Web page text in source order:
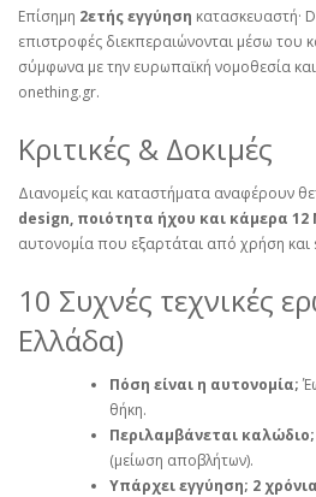
Επίσημη 2ετής εγγύηση κατασκευαστή·
επιστροφές διεκπεραιώνονται μέσω του
σύμφωνα με την ευρωπαϊκή νομοθεσία και
onething.gr.
Κριτικές & Δοκιμές
Διανομείς και καταστήματα αναφέρουν
design, ποιότητα ήχου και κάμερα 12
αυτονομία που εξαρτάται από χρήση και
10 Συχνές τεχνικές
Ελλάδα)
Πόση είναι η αυτονομία;
θήκη.
Περιλαμβάνεται καλώδιο;
(μείωση αποβλήτων).
Υπάρχει εγγύηση; 2 χρόνια